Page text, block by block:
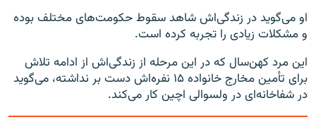
او می‌گوید در زندگی‌اش شاهد سقوط حکومت‌های مختلف بوده
و مشکلات زیادی را تجربه کرده است.
این مرد کهن‌سال که در این مرحله از زندگی‌اش از ادامه تلاش
برای تأمین مخارج خانواده ۱۵ نفره‌اش دست بر نداشته، می‌گوید
در شفاخانه‌ای در ولسوالی اچین کار می‌کند.